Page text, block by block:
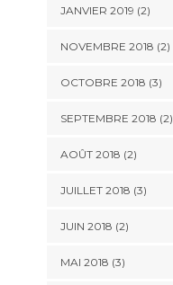
JANVIER 2019 (2)
NOVEMBRE 2018 (2)
OCTOBRE 2018 (3)
SEPTEMBRE 2018 (2)
AOÛT 2018 (2)
JUILLET 2018 (3)
JUIN 2018 (2)
MAI 2018 (3)